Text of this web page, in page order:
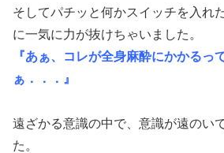
そしてパチッと何かスイッチを入れ
に一気に力が抜けちゃいました。
『あぁ、コレが全身麻酔にかかるっ
ぁ．．．』
遠ざかる意識の中で、意識が遠のい
た。